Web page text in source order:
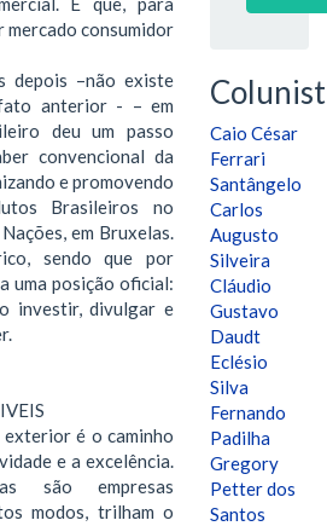
mercado consumidor
depois –não existe
anterior - – em
deu um passo
convencional da
e promovendo
Brasileiros no
em Bruxelas.
sendo que por
uma posição oficial:
investir, divulgar e
é o caminho
e a excelência.
são empresas
modos, trilham o
Caio César
Ferrari
Santângelo
Carlos
Augusto
Silveira
Cláudio
Gustavo
Daudt
Eclésio
Silva
Fernando
Padilha
Gregory
Petter dos
Santos